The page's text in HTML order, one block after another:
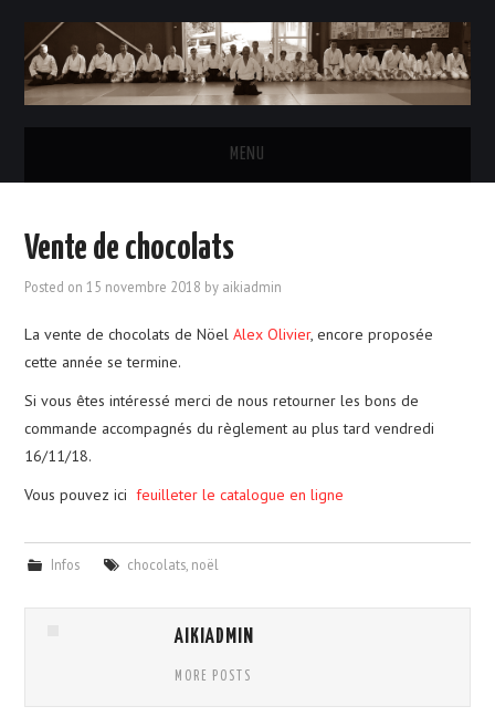
MENU
INSCRIPTIONS & TARIFS
LE BUREAU
CALENDRIER
PHOTOS
Vente de chocolats
Posted on15 novembre 2018 by aikiadmin
La vente de chocolats de NöelAlex Olivier, encore proposée
cette année se termine.
Si vous êtes intéressé merci de nous retourner les bons de
commande accompagnés du règlement au plus tard vendredi
16/11/18.
Vous pouvez icifeuilleter le catalogue en ligne
Infos chocolats, noël
AIKIADMIN
MORE POSTS